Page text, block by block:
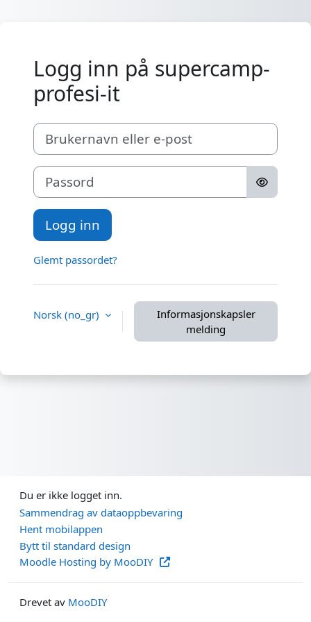
Logg inn på supercamp-
profesi-it
Brukernavn eller e-post
Passord
Logg inn
Glemt passordet?
Norsk ‎(no_gr)‎
Informasjonskapsler
melding
Du er ikke logget inn.
Sammendrag av dataoppbevaring
Hent mobilappen
Bytt til standard design
Moodle Hosting by MooDIY
Drevet av MooDIY